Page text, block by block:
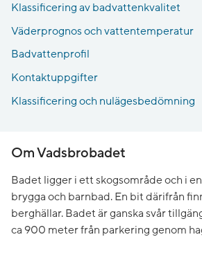
Klassificering av badvattenkvalitet
Väderprognos och vattentemperatur
Badvattenprofil
Kontaktuppgifter
Klassificering och nulägesbedömning
Om Vadsbrobadet
Badet ligger i ett skogsområde och i
brygga och barnbad. En bit därifrån
berghällar. Badet är ganska svår
ca 900 meter från parkering genom